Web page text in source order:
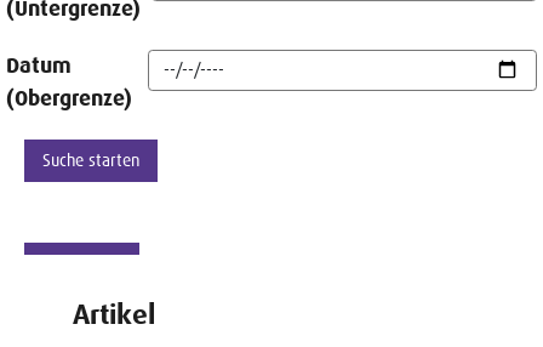
(Untergrenze)
Datum
(Obergrenze)
Artikel